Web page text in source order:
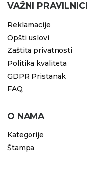
VAŽNI PRAVILNICI
Reklamacije
Opšti uslovi
Zaštita privatnosti
Politika kvaliteta
GDPR Pristanak
FAQ
O NAMA
Kategorije
Štampa